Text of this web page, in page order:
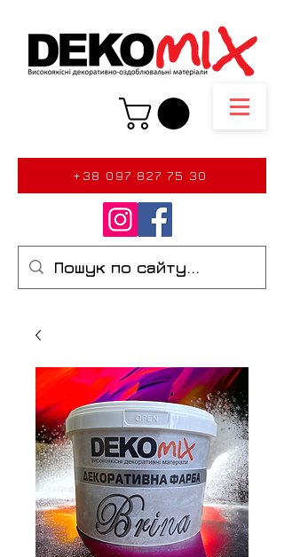
+38 097 827 75 30